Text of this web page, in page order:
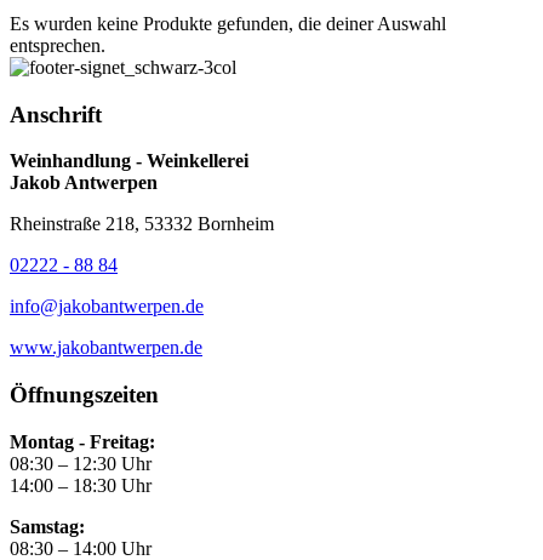
Es wurden keine Produkte gefunden, die deiner Auswahl
entsprechen.
Anschrift
Weinhandlung - Weinkellerei
Jakob Antwerpen
Rheinstraße 218, 53332 Bornheim
02222 - 88 84
info@jakobantwerpen.de
www.jakobantwerpen.de
Öffnungszeiten
Montag - Freitag:
08:30 – 12:30 Uhr
14:00 – 18:30 Uhr
Samstag:
08:30 – 14:00 Uhr